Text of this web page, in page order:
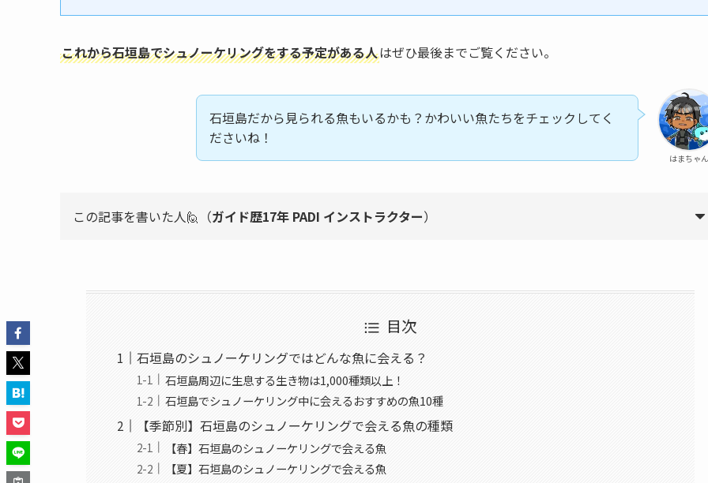
これから石垣島でシュノーケリングをする予定がある人はぜひ最後までご覧ください。
はまちゃん
石垣島だから見られる魚もいるかも？かわいい魚たちをチェックしてく
ださいね！
この記事を書いた人🙋（ガイド歴17年 PADI インストラクター）
目次
石垣島のシュノーケリングではどんな魚に会える？
石垣島周辺に生息する生き物は1,000種類以上！
石垣島でシュノーケリング中に会えるおすすめの魚10種
【季節別】石垣島のシュノーケリングで会える魚の種類
【春】石垣島のシュノーケリングで会える魚
【夏】石垣島のシュノーケリングで会える魚